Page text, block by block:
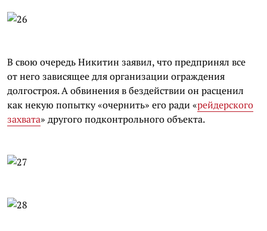
В свою очередь Никитин заявил, что предпринял все
от него зависящее для организации ограждения
долгостроя. А обвинения в бездействии он расценил
как некую попытку «очернить» его ради «рейдерского
захвата» другого подконтрольного объекта.